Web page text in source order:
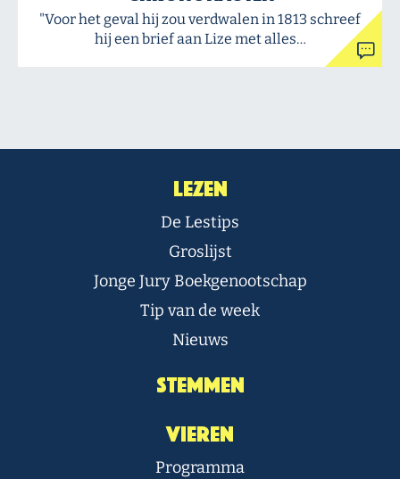
"Voor het geval hij zou verdwalen in 1813 schreef
hij een brief aan Lize met alles…
Lezen
De Lestips
Groslijst
Jonge Jury Boekgenootschap
Tip van de week
Nieuws
Stemmen
Vieren
Programma